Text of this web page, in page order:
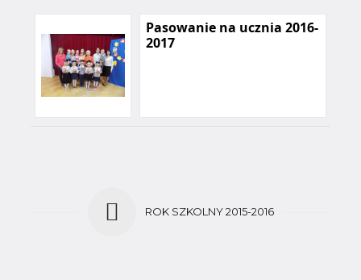
Pasowanie na ucznia 2016-
2017
ROK SZKOLNY 2015-2016